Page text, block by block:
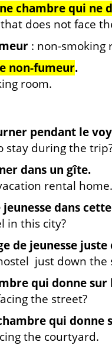
chambre qui ne
does not face
: non-smoking
non-fumeur.
room.
pendant le
stay during the
dans un gîte.
rental home.
dans
in this city?
de jeunesse juste
just down the
qui donne sur
the street?
qui donne
the courtyard.